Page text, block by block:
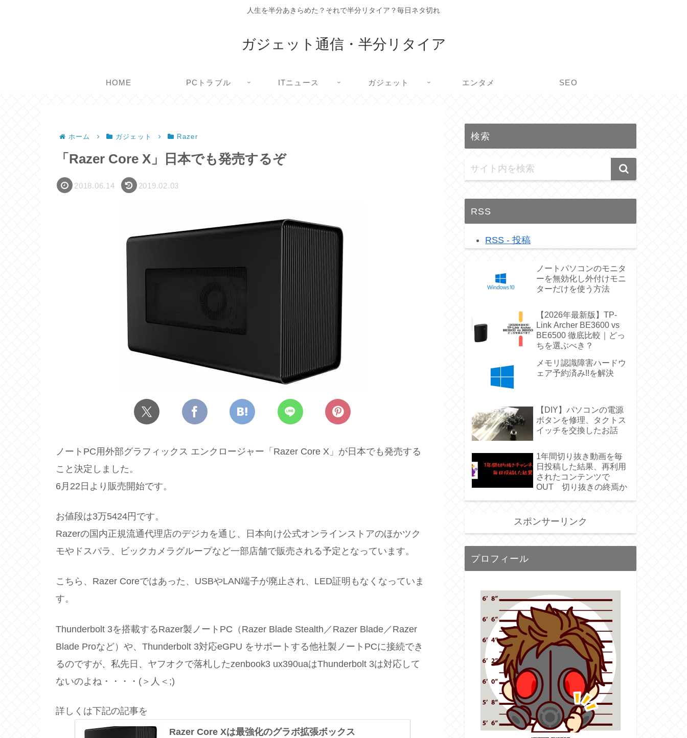
人生を半分あきらめた？それで半分リタイア？毎日ネタ切れ
ガジェット通信・半分リタイア
HOME PCトラブル ITニュース ガジェット エンタメ SEO
ホーム ガジェット Razer
「Razer Core X」日本でも発売するぞ
2018.06.14 2019.02.03
ノートPC用外部グラフィックス エンクロージャー「Razer Core X」が日本でも発売する
こと決定しました。
6月22日より販売開始です。
お値段は3万5424円です。
Razerの国内正規流通代理店のデジカを通じ、日本向け公式オンラインストアのほかツク
モやドスパラ、ビックカメラグループなど一部店舗で販売される予定となっています。
こちら、Razer Coreではあった、USBやLAN端子が廃止され、LED証明もなくなっていま
す。
Thunderbolt 3を搭載するRazer製ノートPC（Razer Blade Stealth／Razer Blade／Razer
Blade Proなど）や、Thunderbolt 3対応eGPU をサポートする他社製ノートPCに接続でき
るのですが、私先日、ヤフオクで落札したzenbook3 ux390uaはThunderbolt 3は対応して
ないのよね・・・・(＞人＜;)
詳しくは下記の記事を
Razer Core Xは最強化のグラボ拡張ボックス
検索
RSS
RSS - 投稿
ノートパソコンのモニタ
ーを無効化し外付けモニ
ターだけを使う方法
【2026年最新版】TP-
Link Archer BE3600 vs
BE6500 徹底比較｜どっ
ちを選ぶべき？
メモリ認識障害ハードウ
ェア予約済み!!を解決
【DIY】パソコンの電源
ボタンを修理、タクトス
イッチを交換したお話
1年間切り抜き動画を毎
日投稿した結果、再利用
されたコンテンツで
OUT 切り抜きの終焉か
スポンサーリンク
プロフィール